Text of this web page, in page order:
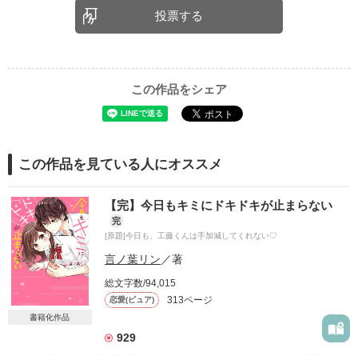
投票する
この作品をシェア
この作品を見ている人にオススメ
書籍化作品
【完】今日もキミにドキドキが止まらない
完
[原題]今日も、工藤くんは手加減してくれない♡
言ノ葉リン ／著
総文字数/94,015
恋愛(ピュア) 313ページ
929